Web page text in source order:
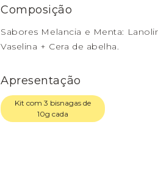
Composição
Sabores Melancia e Menta:
Vaselina + Cera de abelha.
Apresentação
Kit com 3 bisnagas de
10g cada